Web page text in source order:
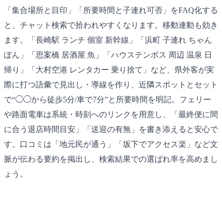
「集合場所と目印」「所要時間と子連れ可否」をFAQ化する
と、チャット検索で拾われやすくなります。移動連動も効き
ます。「長崎駅 ランチ 個室 新幹線」「浜町 子連れ ちゃん
ぽん」「思案橋 居酒屋 魚」「ハウステンボス 周辺 温泉 日
帰り」「大村空港 レンタカー 乗り捨て」など、県外客が実
際に打つ語彙で見出し・導線を作り、近隣スポットとセット
で“◯◯から徒歩5分/車で7分”と所要時間を明記。フェリー
や路面電車は系統・時刻へのリンクを用意し、「最終便に間
に合う退店時間目安」「送迎の有無」を書き添えると安心で
す。口コミは「地元民が通う」「坂下でアクセス楽」など文
脈が伝わる要約を掲出し、検索結果での選ばれ率を高めまし
ょう。